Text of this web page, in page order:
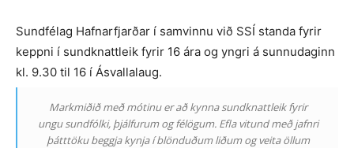
Sundfélag Hafnarfjarðar í samvinnu við SSÍ standa fyrir
keppni í sundknattleik fyrir 16 ára og yngri á sunnudaginn
kl. 9.30 til 16 í Ásvallalaug.
Markmiðið með mótinu er að kynna sundknattleik fyrir
ungu sundfólki, þjálfurum og félögum. Efla vitund með jafnri
þátttöku beggja kynja í blönduðum liðum og veita öllum